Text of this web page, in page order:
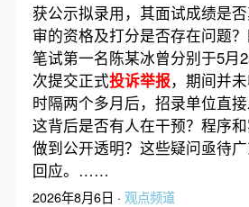
获公示拟录用，其面试成绩是
审的资格及打分是否存在问题？
笔试第一名陈某冰曾分别于5月
次提交正式投诉举报，期间并
时隔两个多月后，招录单位直接
这背后是否有人在干预？程序
做到公开透明？这些疑问亟待
回应。……
2026年8月6日 · 观点频道